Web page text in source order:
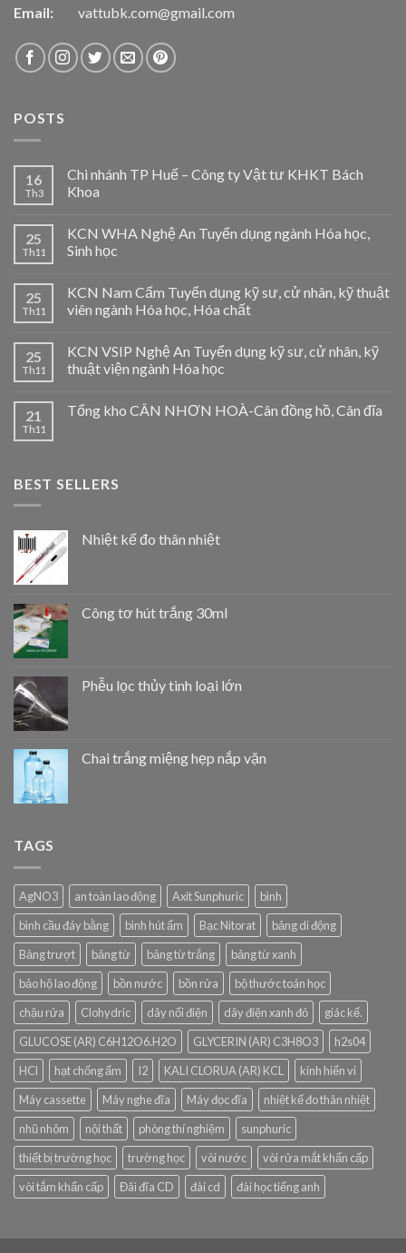
Email:
vattubk.com@gmail.com
POSTS
16
Th3
Chi nhánh TP Huế – Công ty Vật tư KHKT Bách
Khoa
25
Th11
KCN WHA Nghệ An Tuyển dụng ngành Hóa học,
Sinh học
25
Th11
KCN Nam Cấm Tuyển dụng kỹ sư, cử nhân, kỹ thuật
viên ngành Hóa học, Hóa chất
25
Th11
KCN VSIP Nghệ An Tuyển dụng kỹ sư, cử nhân, kỹ
thuật viện ngành Hóa học
21
Th11
Tổng kho CÂN NHƠN HOÀ-Cân đồng hồ, Cân đĩa
BEST SELLERS
Nhiệt kế đo thân nhiệt
Công tơ hút trắng 30ml
Phễu lọc thủy tinh loại lớn
Chai trắng miệng hẹp nắp vặn
TAGS
AgNO3 an toàn lao động Axit Sunphuric
bình
bình cầu đáy bằng
bình hút ẩm Bạc Nitorat
bảng di động
Bảng trượt
bảng từ bảng từ trắng
bảng từ xanh
bảo hộ lao động
bồn nước bồn rửa
bộ thước toán học
chậu rửa
Clohydric dây nối điện dây điện xanh đỏ
giác kế.
GLUCOSE (AR) C6H12O6.H2O
GLYCERIN (AR) C3H8O3
h2s04
HCl
hạt chống ẩm I2 KALI CLORUA (AR) KCL
kính hiển vi
Máy cassette
Máy nghe đĩa Máy đọc đĩa
nhiệt kế đo thân nhiệt
nhũ nhôm
nội thất phòng thí nghiệm
sunphuric
thiết bị trường học
trường học vòi nước
vòi rửa mắt khẩn cấp
vòi tắm khẩn cấp
Đâì đĩa CD đài cd đài học tiếng anh